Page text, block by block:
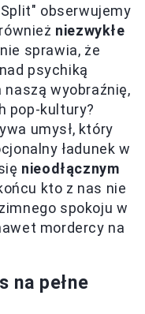
obserwujemy
niezwykłe
sprawia, że
psychiką
naszą wyobraźnię,
pop-kultury?
umysł, który
ładunek w
nieodłącznym
kto z nas nie
spokoju w
mordercy na
na pełne